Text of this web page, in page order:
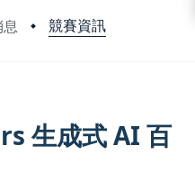
競賽資訊
生成式 AI 百